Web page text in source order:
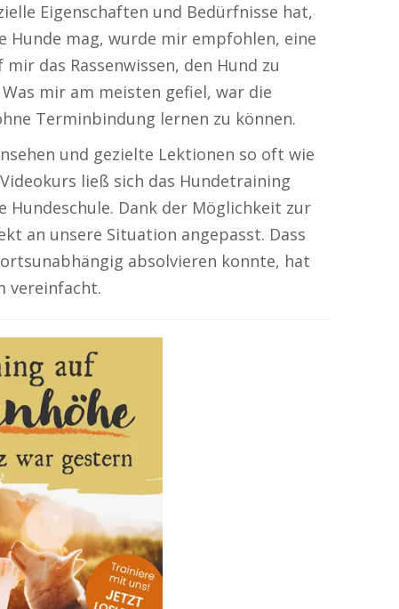
Eigenschaften und Bedürfnisse hat,
Hunde mag, wurde mir empfohlen, eine
das Rassenwissen, den Hund zu
mir am meisten gefiel, war die
Terminbindung lernen zu können.
und gezielte Lektionen so oft wie
ließ sich das Hundetraining
Hundeschule. Dank der Möglichkeit zur
an unsere Situation angepasst. Dass
absolvieren konnte, hat
vereinfacht.